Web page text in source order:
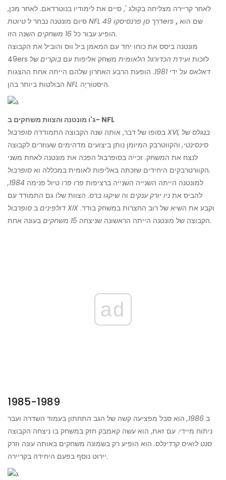
לאחר קריירה מצליחה בקולג ', סיים את לימודיו בנוטרדאם. לאחר מכן,
סיום מונטנה נבחר ל טיוטת NFL דרךסן פרנסיסקו 49ers ,
הופיע עבור כל 16 משחקים
השנה הזו.
מונטנה ביסס את כוחו יחד עם המאמן ביל ווס והוביל את הקבוצה
49ers לזכות ועידת הכדורגל הלאומית משחק אליפות עם בוקרים של
דאלאס על ידי 1981. הופעת הרבע האחרון שלהם הייתה אחת ההצגות
NFL הִיסטוֹרִיָה.
ג'ו מונטנה והצוות משחקים ב- NFL
בסופו של דבר, אותה שנה הקבוצה התמודדה סופרבול XVI, בנגלס של
סינסינטי, והקווטרבק המיומן נותן ביצועים מדהימים שעוזרים לקבוצה
לנצח את המשחק. זכייה בסופרבול הפכה את מונטנה לאחת משני
הקוורטרבקים היחידים שזכתה באליפות לאומית במכללה ואסופרבול.
למונטנה הייתה השנייה השנייה ברציפות פרו פרו טיול פנימה 1984,
להביס את ניו יורק ענקים והשיקגו ברס. הצוות שלו גם התמודד עם
דולפינים ב סופרבול XIX וקבע את השיא של רוב החצרות במשחק בודד.
הקבוצה של מונטנה הייתה הראשונה שניצחה 15 משחקים בעונה אחת.
ad
1985-1989
ב 1986, הוא סבל מפציעה קשה של הגב התחתון בעמוד השדרה ועבר
ניתוח מיידי. עם זאת, הוא עשה קאמבק חזק במשחק בו ניצחה הקבוצה
סנט לואיס קרדינלס. הוא הופיע רק בשמונה משחקים באותה עונה וזרק
יירוט נוסף בפעם היחידה בקריירה.